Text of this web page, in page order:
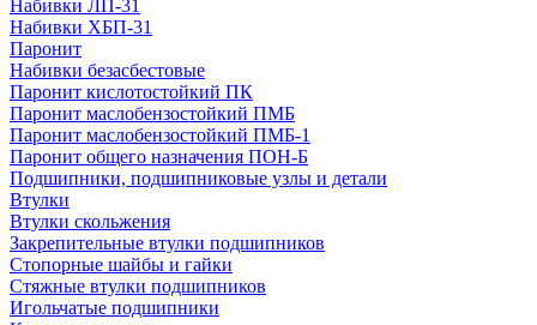
Набивки ЛП-31
Набивки ХБП-31
Паронит
Набивки безасбестовые
Паронит кислотостойкий ПК
Паронит маслобензостойкий ПМБ
Паронит маслобензостойкий ПМБ-1
Паронит общего назначения ПОН-Б
Подшипники, подшипниковые узлы и детали
Втулки
Втулки скольжения
Закрепительные втулки подшипников
Стопорные шайбы и гайки
Стяжные втулки подшипников
Игольчатые подшипники